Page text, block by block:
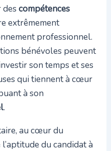
compétences
extrêmement
professionnel.
bénévoles peuvent
son temps et ses
qui tiennent à cœur
à son
.
au cœur du
du candidat à